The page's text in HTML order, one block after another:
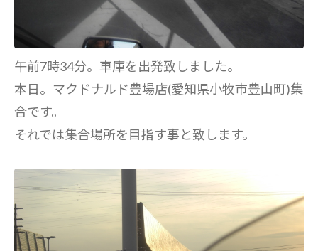
午前7時34分。車庫を出発致しました。
本日。マクドナルド豊場店(愛知県小牧市豊山町)集
合です。
それでは集合場所を目指す事と致します。